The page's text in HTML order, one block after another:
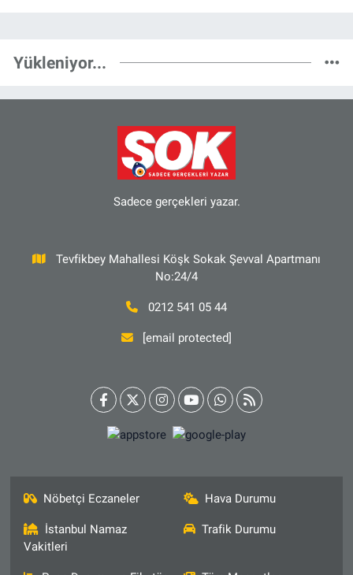
Yükleniyor...
Sadece gerçekleri yazar.
Tevfikbey Mahallesi Köşk Sokak Şevval Apartmanı
No:24/4
0212 541 05 44
[email protected]
Nöbetçi Eczaneler Hava Durumu
İstanbul Namaz
Vakitleri
Trafik Durumu